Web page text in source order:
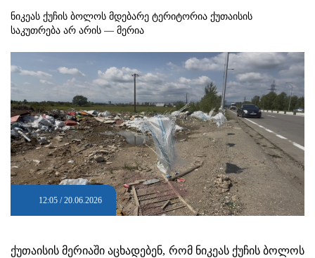
ნიკეას ქუჩის ბოლოს მდებარე ტერიტორია ქუთაისის
საკუთრება არ არის — მერია
12:05 / 20.06.2026
ქუთაისის მერიაში აცხადებენ, რომ ნიკეას ქუჩის ბოლოს